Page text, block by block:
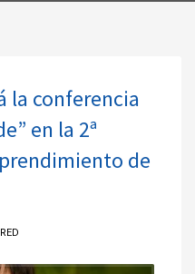
la conferencia
en la 2ª
de